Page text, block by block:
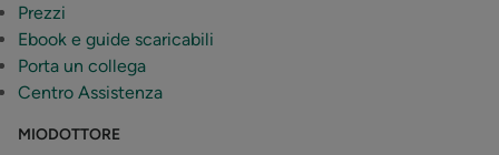
Prezzi
Ebook e guide scaricabili
Porta un collega
Centro Assistenza
MIODOTTORE